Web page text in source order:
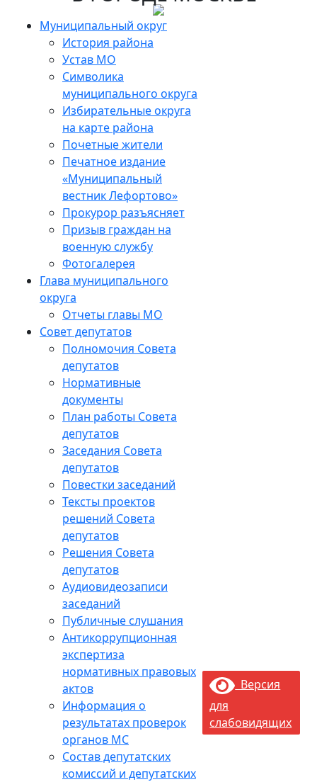
Муниципальный округ
История района
Устав МО
Символика
муниципального округа
Избирательные округа
на карте района
Почетные жители
Печатное издание
«Муниципальный
вестник Лефортово»
Прокурор разъясняет
Призыв граждан на
военную службу
Фотогалерея
Глава муниципального
округа
Отчеты главы МО
Совет депутатов
Полномочия Совета
депутатов
Нормативные
документы
План работы Совета
депутатов
Заседания Cовета
депутатов
Повестки заседаний
Тексты проектов
решений Совета
депутатов
Решения Совета
депутатов
Аудиовидеозаписи
заседаний
Публичные слушания
Антикоррупционная
экспертиза
нормативных правовых
актов
Информация о
результатах проверок
органов МС
Состав депутатских
комиссий и депутатских
Версия
для
слабовидящих